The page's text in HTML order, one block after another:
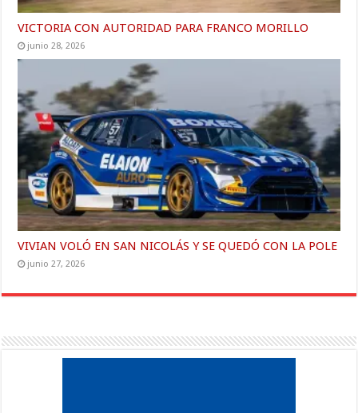
VICTORIA CON AUTORIDAD PARA FRANCO MORILLO
junio 28, 2026
VIVIAN VOLÓ EN SAN NICOLÁS Y SE QUEDÓ CON LA POLE
junio 27, 2026